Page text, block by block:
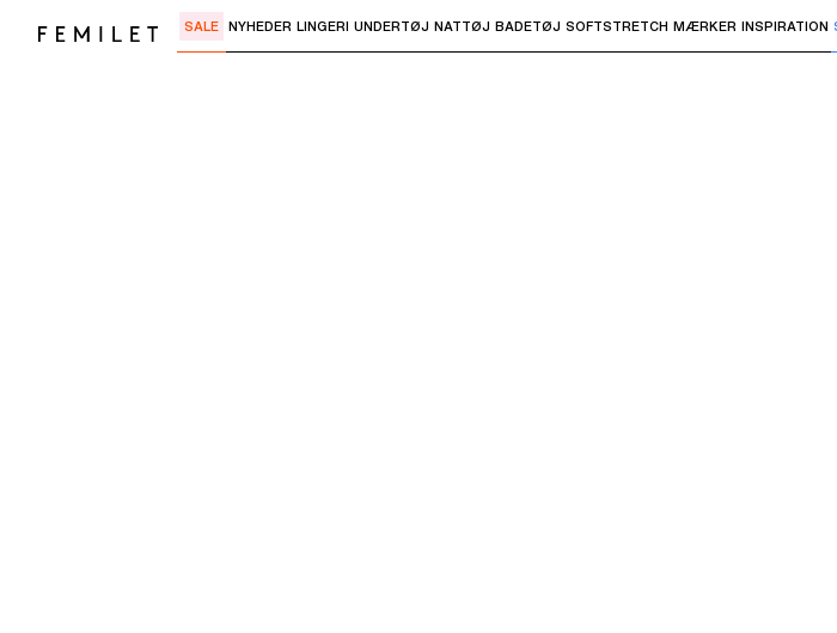
Brug "Pil ned" eller "Enter" til at åbne undermenuer og "Pil op" eller
SALE NYHEDER LINGERI UNDERTØJ NATTØJ BADETØJ SOFTSTRETCH MÆRKER INSPIRATION